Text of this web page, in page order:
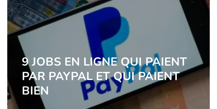
9 JOBS EN LIGNE QUI PAIENT
PAR PAYPAL ET QUI PAIENT
BIEN